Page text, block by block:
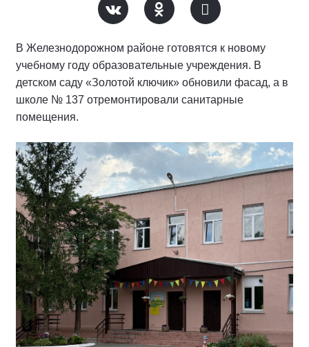
В Железнодорожном районе готовятся к новому
учебному году образовательные учреждения. В
детском саду «Золотой ключик» обновили фасад, а в
школе № 137 отремонтировали санитарные
помещения.